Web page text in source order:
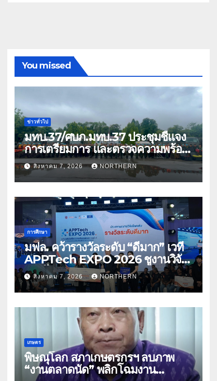
You missed
ข่าวทั่วไป
มทบ.37/ศบภ.มทบ.37 ประชุมชี้แจง
การเตรียมการ และตรวจความพร้อม
ด้านการบรรเทาสาธารณภัย
สิงหาคม 7, 2026 NORTHERN
การศึกษา
มฟล. คว้ารางวัลระดับ “ดีมาก” เวที
APPTech EXPO 2026 ชูงานวิจัย
สมุนไพร ขับเคลื่อนนวัตกรรมสู่เชิง
พาณิชย์
สิงหาคม 7, 2026 NORTHERN
เกษตร
พิษณุโลก สภาเกษตรกรฯ ลบภาพ
“งานตลาดนัด” พลิกโฉมงาน